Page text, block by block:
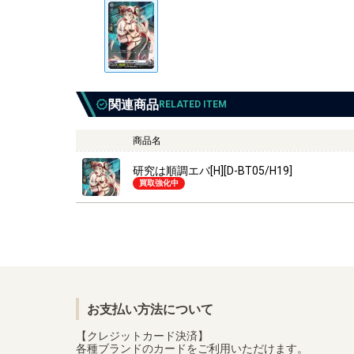
関連商品RELATED ITEM
商品名
研究は順調エバ[H][D-BT05/H19]
買取強化中
お支払い方法について
【クレジットカード決済】
各種ブランドのカードをご利用いただけます。